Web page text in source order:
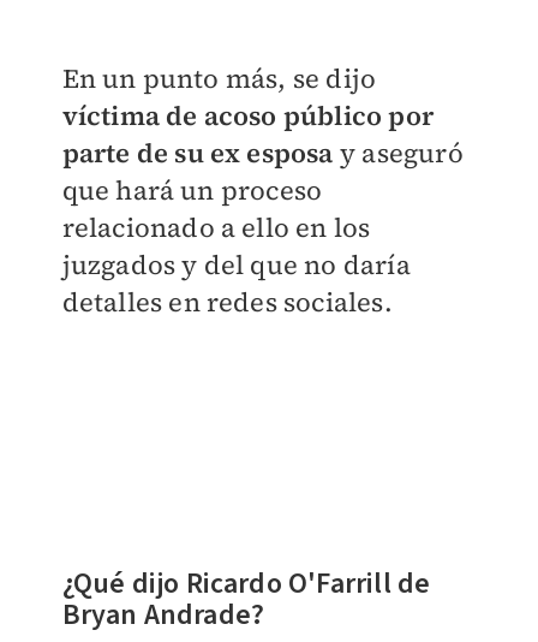
En un punto más, se dijo
víctima de acoso público por
parte de su ex esposa y aseguró
que hará un proceso
relacionado a ello en los
juzgados y del que no daría
detalles en redes sociales.
​¿Qué dijo Ricardo O'Farrill de
Bryan Andrade?